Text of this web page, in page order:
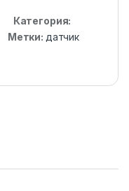
Категория:
Метки: датчик